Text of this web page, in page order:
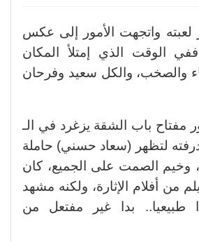
لعبته واتجهت الأمور إلى عكس
الوقت الذي إمتلأ المكان
والصخب، والكل سعيد وفرحان
باب الشقة يزغرد في الـ
لتظهر (سعاد حسني) حاملة
وخيم الصمت على الجميع، كان
من أفلام الإثارة، ولكنه مشهد
طبيعيا.. بدا غير مفتعل من